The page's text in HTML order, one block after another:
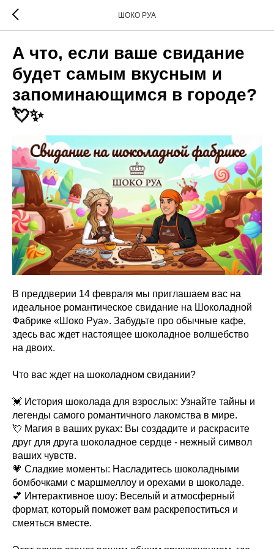
ШОКО РУА
А что, если ваше свидание
будет самым вкусным и
запоминающимся в городе?
💘✨
В преддверии 14 февраля мы приглашаем вас на
идеальное романтическое свидание на Шоколадной
Фабрике «Шоко Руа». Забудьте про обычные кафе,
здесь вас ждет настоящее шоколадное волшебство
на двоих.
Что вас ждет на шоколадном свидании?
💓 История шоколада для взрослых: Узнайте тайны и
легенды самого романтичного лакомства в мире.
💘 Магия в ваших руках: Вы создадите и раскрасите
друг для друга шоколадное сердце - нежный символ
ваших чувств.
💗 Сладкие моменты: Насладитесь шоколадными
бомбочками с маршмеллоу и орехами в шоколаде.
💕 Интерактивное шоу: Веселый и атмосферный
формат, который поможет вам раскрепоститься и
смеяться вместе.